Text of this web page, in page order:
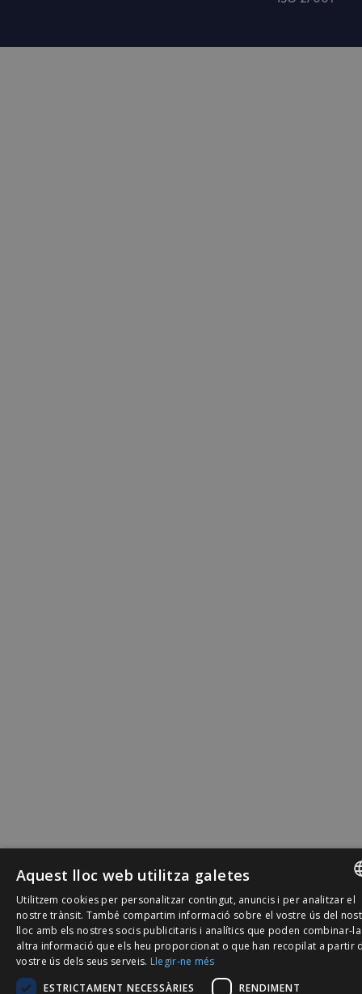
SPANISH
CATALÀ
Aquest lloc web utilitza galetes
Utilitzem cookies per personalitzar contingut, anuncis i per analitzar el
nostre trànsit. També compartim informació sobre el vostre ús del
lloc amb els nostres socis publicitaris i analítics que poden combinar-
altra informació que els heu proporcionat o que han recopilat a partir
vostre ús dels seus serveis. Llegir-ne més
ESTRICTAMENT NECESSÀRIES
RENDIMENT